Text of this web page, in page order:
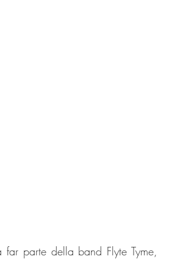
parte della band Flyte Tyme,